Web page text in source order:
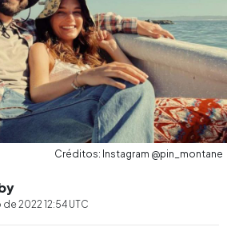
Créditos: Instagram @pin_montane
2022 12:54 UTC